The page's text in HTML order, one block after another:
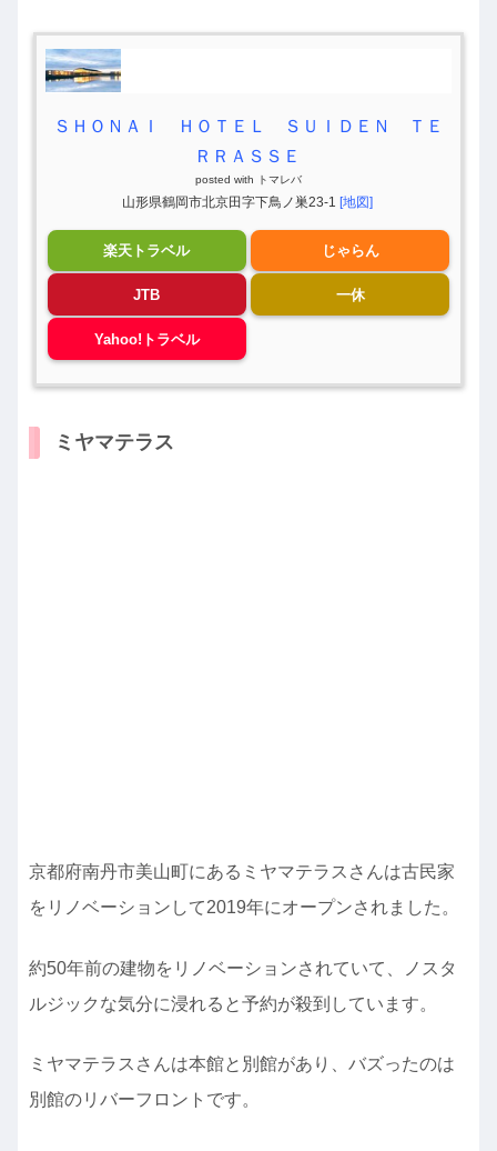
ＳＨＯＮＡＩ ＨＯＴＥＬ ＳＵＩＤＥＮ ＴＥ
ＲＲＡＳＳＥ
posted with トマレバ
山形県鶴岡市北京田字下鳥ノ巣23-1[地図]
楽天トラベル じゃらん
JTB 一休
Yahoo!トラベル
ミヤマテラス
京都府南丹市美山町にあるミヤマテラスさんは古民家
をリノベーションして2019年にオープンされました。
約50年前の建物をリノベーションされていて、ノスタ
ルジックな気分に浸れると予約が殺到しています。
ミヤマテラスさんは本館と別館があり、バズったのは
別館のリバーフロントです。